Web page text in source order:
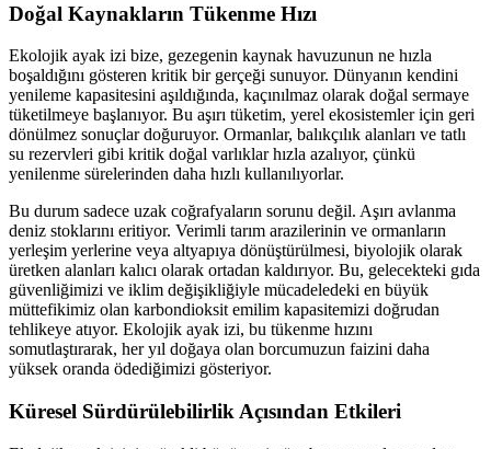
Doğal Kaynakların Tükenme Hızı
Ekolojik ayak izi bize, gezegenin kaynak havuzunun ne hızla
boşaldığını gösteren kritik bir gerçeği sunuyor. Dünyanın kendini
yenileme kapasitesini aşıldığında, kaçınılmaz olarak doğal sermaye
tüketilmeye başlanıyor. Bu aşırı tüketim, yerel ekosistemler için geri
dönülmez sonuçlar doğuruyor. Ormanlar, balıkçılık alanları ve tatlı
su rezervleri gibi kritik doğal varlıklar hızla azalıyor, çünkü
yenilenme sürelerinden daha hızlı kullanılıyorlar.
Bu durum sadece uzak coğrafyaların sorunu değil. Aşırı avlanma
deniz stoklarını eritiyor. Verimli tarım arazilerinin ve ormanların
yerleşim yerlerine veya altyapıya dönüştürülmesi, biyolojik olarak
üretken alanları kalıcı olarak ortadan kaldırıyor. Bu, gelecekteki gıda
güvenliğimizi ve iklim değişikliğiyle mücadeledeki en büyük
müttefikimiz olan karbondioksit emilim kapasitemizi doğrudan
tehlikeye atıyor. Ekolojik ayak izi, bu tükenme hızını
somutlaştırarak, her yıl doğaya olan borcumuzun faizini daha
yüksek oranda ödediğimizi gösteriyor.
Küresel Sürdürülebilirlik Açısından Etkileri